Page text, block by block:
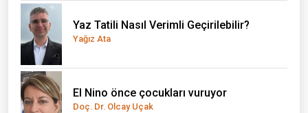
Yaz Tatili Nasıl Verimli Geçirilebilir?
Yağız Ata
El Nino önce çocukları vuruyor
Doç. Dr. Olcay Uçak